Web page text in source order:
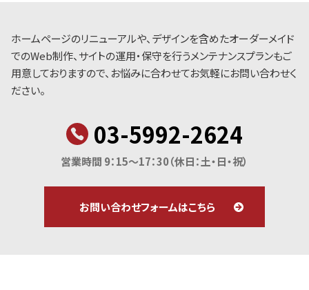
ホームページのリニューアルや、デザインを含めたオーダーメイド
でのWeb制作、サイトの運用・保守を行うメンテナンスプランもご
用意しておりますので、お悩みに合わせてお気軽にお問い合わせく
ださい。
03-5992-2624
営業時間 9：15～17：30（休日：土・日・祝）
お問い合わせフォームはこちら